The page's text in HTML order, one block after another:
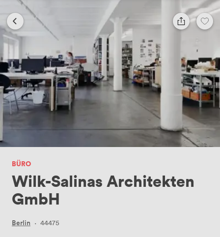
BÜRO
Wilk-Salinas Architekten
GmbH
Berlin · 44475